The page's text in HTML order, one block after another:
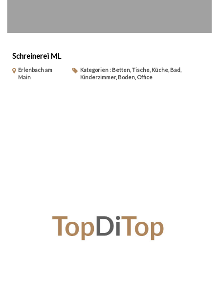
Schreinerei ML
Erlenbach am
Main
Kategorien : Betten, Tische, Küche, Bad,
Kinderzimmer, Boden, Office